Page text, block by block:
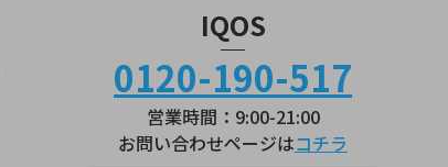
IQOS
0120-190-517
営業時間：9:00-21:00
お問い合わせページはコチラ